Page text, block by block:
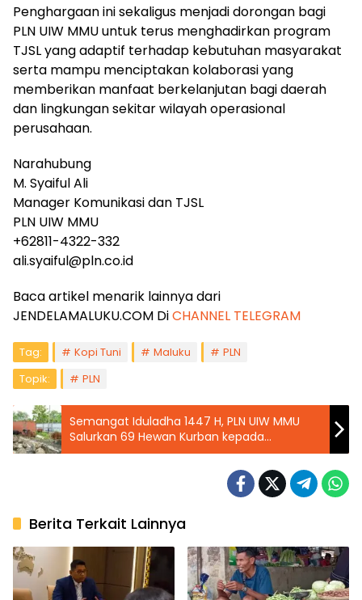
Penghargaan ini sekaligus menjadi dorongan bagi
PLN UIW MMU untuk terus menghadirkan program
TJSL yang adaptif terhadap kebutuhan masyarakat
serta mampu menciptakan kolaborasi yang
memberikan manfaat berkelanjutan bagi daerah
dan lingkungan sekitar wilayah operasional
perusahaan.
Narahubung
M. Syaiful Ali
Manager Komunikasi dan TJSL
PLN UIW MMU
+62811-4322-332
ali.syaiful@pln.co.id
Baca artikel menarik lainnya dari
JENDELAMALUKU.COM DiCHANNEL TELEGRAM
Tag: Kopi Tuni Maluku
PLN
Topik:
PLN
Semangat Iduladha 1447 H, PLN UIW MMU
Salurkan 69 Hewan Kurban kepada
Masyarakat
Berita Terkait Lainnya